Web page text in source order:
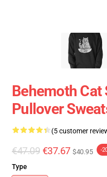
Behemoth Cat
Pullover
(5 customer
€47.09 €37.67 $40.95 -
Type